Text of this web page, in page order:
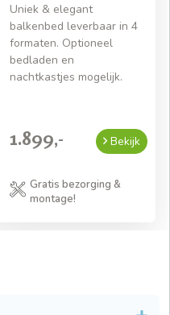
Uniek & elegant
balkenbed leverbaar in 4
formaten. Optioneel
bedladen en
nachtkastjes mogelijk.
1.899,- Bekijk
Gratis bezorging &
montage!